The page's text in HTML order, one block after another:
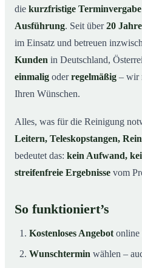
die kurzfristige Terminvergabe
Ausführung. Seit über20
im Einsatz und betreuen
Kunden in Deutschland,
einmalig oderregelmäßig – wir
Ihren Wünschen.
Alles, was für die Reinigung
Leitern, Teleskopstangen,
bedeutet das: kein Aufwand,
streifenfreie Ergebnisse vom
So funktioniert’s
Kostenloses Angebot online
Wunschtermin wählen –